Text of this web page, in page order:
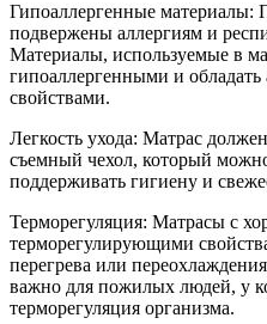
Гипоаллергенные материалы:
подвержены аллергиям и
Материалы, используемые в
гипоаллергенными и
свойствами.
Легкость ухода: Матрас
съемный чехол, который
поддерживать гигиену и
Терморегуляция: Матрасы с
терморегулирующими
перегрева или
важно для пожилых людей, у
терморегуляция организма.